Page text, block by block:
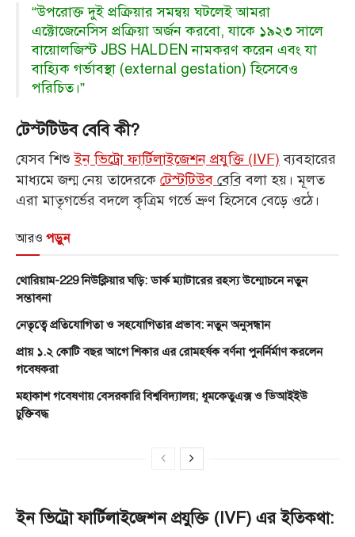
“উপরোক্ত দুই প্রক্রিয়ার সমন্বয় ঘটলেই আমরা
এক্টোজেনেসিস প্রক্রিয়া অর্জন করবো, যাকে ১৯২৩ সালে
বায়োলজিস্ট JBS HALDEN নামকরণ করেন এবং যা
বাহ্যিক গর্ভাবস্থা (external gestation) হিসেবেও
পরিচিত।”
টেস্টটিউব বেবি কী?
যেসব শিশুইন ভিট্রো ফার্টিলাইজেশন প্রযুক্তি (IVF)ব্যবহারের
মাধ্যমে জন্ম নেয় তাদেরকে টেস্টটিউববেবিবলা হয়। মূলত
এরা মাতৃগর্ভের বদলে কৃত্রিম গর্ভে ভ্রুণ হিসেবে বেড়ে ওঠে।
আরও পড়ুন
থোরিয়াম-229 নিউক্লিয়ার ঘড়ি: ডার্ক ম্যাটারের রহস্য উন্মোচনে নতুন
সম্ভাবনা
নেতৃত্বে প্রতিযোগিতা ও সহযোগিতার প্রভাব: নতুন অনুসন্ধান
প্রায় ১.২ কোটি বছর আগে শিকার এর রোমহর্ষক বর্ণনা পুনর্নির্মাণ করলেন
গবেষকরা
মহাকাশ গবেষণায় বেসরকারি বিশ্ববিদ্যালয়; ধূমকেতুএক্স ও ডিআইইউ
চুক্তিবদ্ধ
ইন ভিট্রো ফার্টিলাইজেশন প্রযুক্তি (IVF) এর ইতিকথা: